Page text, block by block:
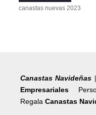
canastas nuevas 2023
Canastas Navideñas
Empresariales
Regala Canastas